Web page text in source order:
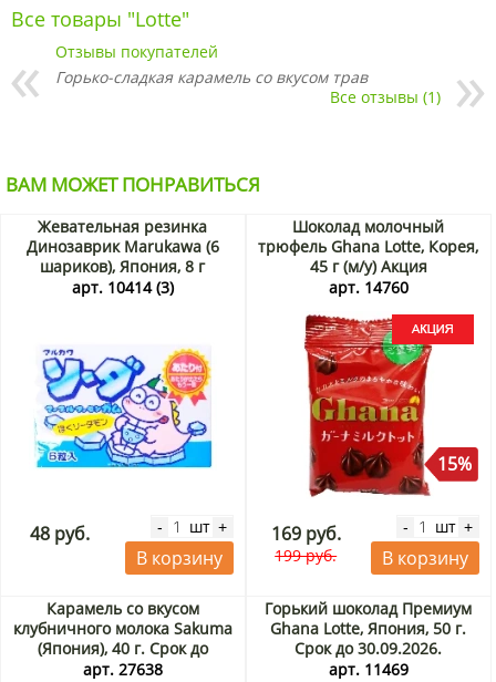
Все товары "Lotte"
Отзывы покупателей
Горько-сладкая карамель со вкусом трав
Все отзывы (1)
ВАМ МОЖЕТ ПОНРАВИТЬСЯ
Жевательная резинка
Динозаврик Marukawa (6
шариков), Япония, 8 г
арт. 10414 (3)
48 руб. - шт +
В корзину
Шоколад молочный
трюфель Ghana Lotte, Корея,
45 г (м/у) Акция
арт. 14760
15%
169 руб.
199 руб.
- шт +
В корзину
Карамель со вкусом
клубничного молока Sakuma
(Япония), 40 г. Срок до
31.08.2026. Распродажа
арт. 27638
Горький шоколад Премиум
Ghana Lotte, Япония, 50 г.
Срок до 30.09.2026.
Распродажа
арт. 11469